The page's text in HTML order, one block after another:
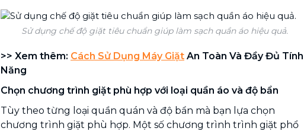
Sử dụng chế độ giặt tiêu chuẩn giúp làm sạch quần áo hiệu quả.
>> Xem thêm: Cách Sử Dụng Máy Giặt An Toàn Và Đầy Đủ Tính
Năng
Chọn chương trình giặt phù hợp với loại quần áo và độ bẩn
Tùy theo từng loại quần quán và độ bẩn mà bạn lựa chọn
chương trình giặt phù hợp. Một số chương trình trình giặt phổ